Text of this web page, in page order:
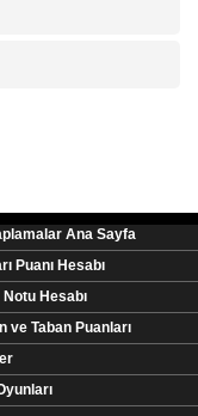
Ana Sayfa
Puanı Hesabı
Notu Hesabı
ve Taban Puanları